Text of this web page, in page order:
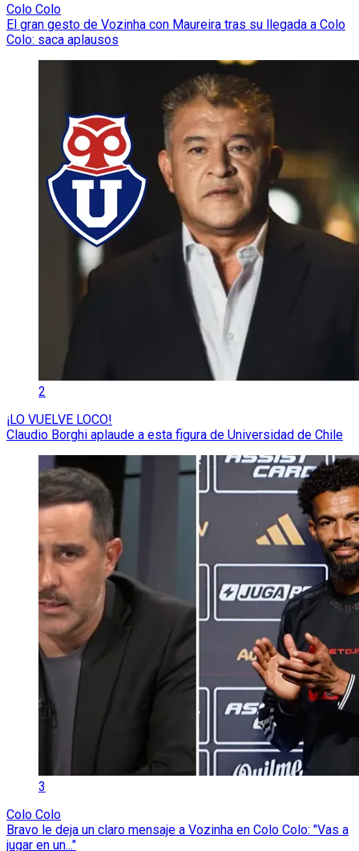
Colo Colo
El gran gesto de Vozinha con Maureira tras su llegada a Colo
Colo: saca aplausos
2
¡LO VUELVE LOCO!
Claudio Borghi aplaude a esta figura de Universidad de Chile
3
Colo Colo
Bravo le deja un claro mensaje a Vozinha en Colo Colo: "Vas a
jugar en un..."